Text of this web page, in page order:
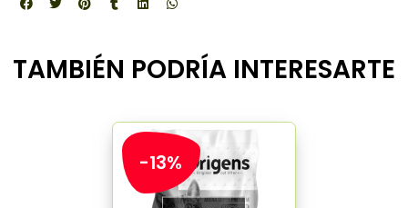
TAMBIÉN PODRÍA INTERESARTE
-13%